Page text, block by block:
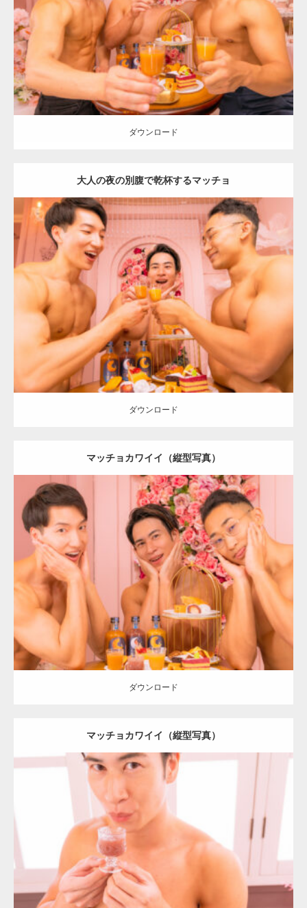
資系筋肉
AKIHITO(細マッチョ) 大胸筋
ダウンロード
ダウンロード
大人の夜の別腹で乾杯するマッチョ
Update:2024.06.2
Category: 「大人の夜の別腹」とマッチョ オレンジの人
AKIHITO(細
マッチョ)
SOSUKE 外資系筋肉 大胸筋 肩
ダウンロード
ダウンロード
マッチョカワイイ（縦型写真）
Update:2024.06.2
Category:「大人の夜の別腹」とマッチョ オレンジの人 AKIHITO(細
SOSUKE 外資系筋肉 肩
ダウンロード
ダウンロード
マッチョカワイイ（縦型写真）
Update: 2024.06.2
Category:「大人の夜の別腹」とマッチョ オレンジの人 SOSUKE
ダウンロード